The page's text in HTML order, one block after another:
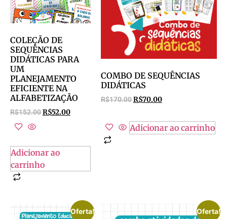
COLEÇÃO DE
SEQUÊNCIAS
DIDÁTICAS PARA
UM
PLANEJAMENTO
EFICIENTE NA
ALFABETIZAÇÃO
R$152.00R$52.00
Adicionar ao
carrinho
COMBO DE SEQUÊNCIAS
DIDÁTICAS
R$170.00R$70.00
Adicionar ao carrinho
Oferta! Oferta!